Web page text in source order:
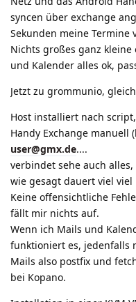
syncen über exchange
Sekunden meine Termine
Nichts großes ganz kleine
und Kalender alles ok,
Jetzt zu grommunio,
Host installiert nach
Handy Exchange manuell
user@gmx.de....
verbindet sehe auch
wie gesagt dauert viel viel
Keine offensichtliche
fällt mir nichts auf.
Wenn ich Mails und
funktioniert es, jedenfalls
Mails also postfix und
bei Kopano.